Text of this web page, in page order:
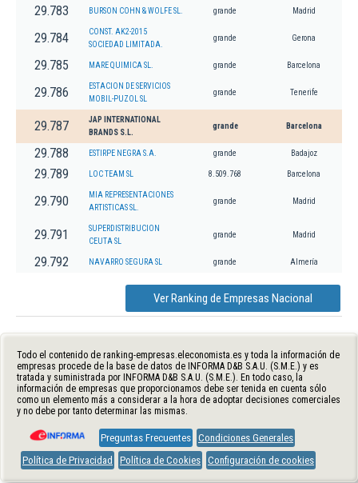
29.783 BURSON COHN & WOLFE SL. grande Madrid
29.784
CONST. AK2-2015
SOCIEDAD LIMITADA.
grande Gerona
29.785 MARE QUIMICA SL. grande Barcelona
29.786
ESTACION DE SERVICIOS
MOBIL-PUZOL SL
grande Tenerife
29.787
JAP INTERNATIONAL
BRANDS S.L.
grande Barcelona
29.788 ESTIRPE NEGRA S.A. grande Badajoz
29.789 LOC TEAM SL 8.509.768 Barcelona
29.790
MIA REPRESENTACIONES
ARTISTICAS SL.
grande Madrid
29.791
SUPERDISTRIBUCION
CEUTA SL
grande Madrid
29.792 NAVARRO SEGURA SL grande Almería
Ver Ranking de Empresas Nacional
Todo el contenido de ranking-empresas.eleconomista.es y toda la información de
empresas procede de la base de datos de INFORMA D&B S.A.U. (S.M.E.) y es
tratada y suministrada por INFORMA D&B S.A.U. (S.M.E.). En todo caso, la
información de empresas que proporcionamos debe ser tenida en cuenta sólo
como un elemento más a considerar a la hora de adoptar decisiones comerciales
y no debe por tanto determinar las mismas.
Preguntas Frecuentes Condiciones Generales
Política de Privacidad
Política de Cookies Configuración de cookies